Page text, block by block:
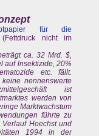
für die
nicht im
ca. 32 Mrd. $,
auf lnsektizide, 20%
etc. fällt.
nennenswerte
ist
werden von
Marktwachstum
führte zu
Hoechst und
1994 in der